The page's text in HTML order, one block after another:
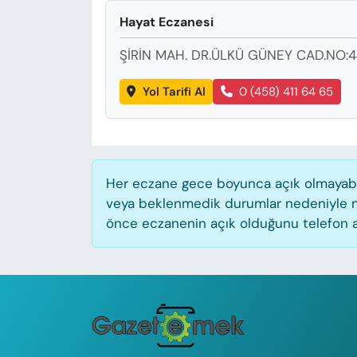
Hayat Eczanesi
ŞİRİN MAH. DR.ÜLKÜ GÜNEY
Yol Tarifi Al 0 (458) 411 64 65
Her eczane gece boyunca açık
veya beklenmedik durumlar nedeniyle
önce eczanenin açık olduğunu telefon
ÖZEL HABER
YAZAR KÖŞESİ
VAN VE DİYARBAKIR HABERLERİ